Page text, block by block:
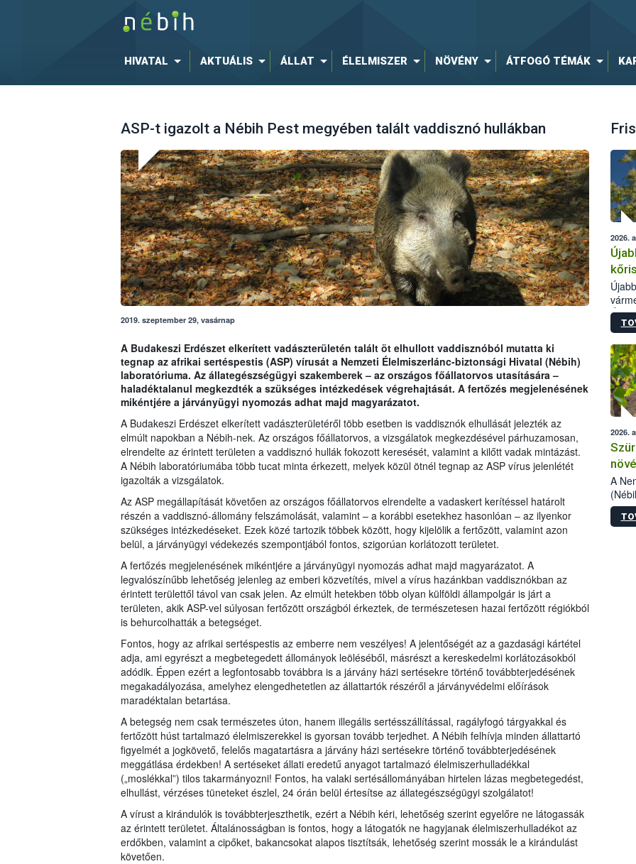
HIVATAL AKTUÁLIS ÁLLAT ÉLELMISZER NÖVÉNY ÁTFOGÓ TÉMÁK
ASP-t igazolt a Nébih Pest megyében talált vaddisznó hullákban
2019. szeptember 29, vasárnap
A Budakeszi Erdészet elkerített vadászterületén talált öt elhullott vaddisznóból mutatta ki
tegnap az afrikai sertéspestis (ASP) vírusát a Nemzeti Élelmiszerlánc-biztonsági Hivatal (Nébih)
laboratóriuma. Az állategészségügyi szakemberek – az országos főállatorvos utasítására –
haladéktalanul megkezdték a szükséges intézkedések végrehajtását. A fertőzés megjelenésének
mikéntjére a járványügyi nyomozás adhat majd magyarázatot.
A Budakeszi Erdészet elkerített vadászterületéről több esetben is vaddisznók elhullását jelezték az
elmúlt napokban a Nébih-nek. Az országos főállatorvos, a vizsgálatok megkezdésével párhuzamosan,
elrendelte az érintett területen a vaddisznó hullák fokozott keresését, valamint a kilőtt vadak mintázást.
A Nébih laboratóriumába több tucat minta érkezett, melyek közül ötnél tegnap az ASP vírus jelenlétét
igazolták a vizsgálatok.
Az ASP megállapítását követően az országos főállatorvos elrendelte a vadaskert kerítéssel határolt
részén a vaddisznó-állomány felszámolását, valamint – a korábbi esetekhez hasonlóan – az ilyenkor
szükséges intézkedéseket. Ezek közé tartozik többek között, hogy kijelölik a fertőzött, valamint azon
belül, a járványügyi védekezés szempontjából fontos, szigorúan korlátozott területet.
A fertőzés megjelenésének mikéntjére a járványügyi nyomozás adhat majd magyarázatot. A
legvalószínűbb lehetőség jelenleg az emberi közvetítés, mivel a vírus hazánkban vaddisznókban az
érintett területtől távol van csak jelen. Az elmúlt hetekben több olyan külföldi állampolgár is járt a
területen, akik ASP-vel súlyosan fertőzött országból érkeztek, de természetesen hazai fertőzött régiókból
is behurcolhatták a betegséget.
Fontos, hogy az afrikai sertéspestis az emberre nem veszélyes! A jelentőségét az a gazdasági kártétel
adja, ami egyrészt a megbetegedett állományok leöléséből, másrészt a kereskedelmi korlátozásokból
adódik. Éppen ezért a legfontosabb továbbra is a járvány házi sertésekre történő továbbterjedésének
megakadályozása, amelyhez elengedhetetlen az állattartók részéről a járványvédelmi előírások
maradéktalan betartása.
A betegség nem csak természetes úton, hanem illegális sertésszállítással, ragályfogó tárgyakkal és
fertőzött húst tartalmazó élelmiszerekkel is gyorsan tovább terjedhet. A Nébih felhívja minden állattartó
figyelmét a jogkövető, felelős magatartásra a járvány házi sertésekre történő továbbterjedésének
meggátlása érdekben! A sertéseket állati eredetű anyagot tartalmazó élelmiszerhulladékkal
(„moslékkal”) tilos takarmányozni! Fontos, ha valaki sertésállományában hirtelen lázas megbetegedést,
elhullást, vérzéses tüneteket észlel, 24 órán belül értesítse az állategészségügyi szolgálatot!
A vírust a kirándulók is továbbterjeszthetik, ezért a Nébih kéri, lehetőség szerint egyelőre ne látogassák
az érintett területet. Általánosságban is fontos, hogy a látogatók ne hagyjanak élelmiszerhulladékot az
erdőkben, valamint a cipőket, bakancsokat alapos tisztítsák, lehetőség szerint mossák le a kirándulást
követően.
2026.
2026.
A